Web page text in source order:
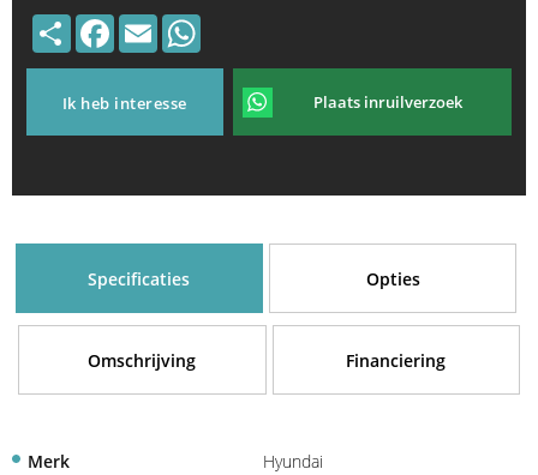
Deel Facebook
Email
Ik heb interesse Plaats inruilverzoek
Specificaties Opties
Omschrijving Financiering
Merk
Hyundai